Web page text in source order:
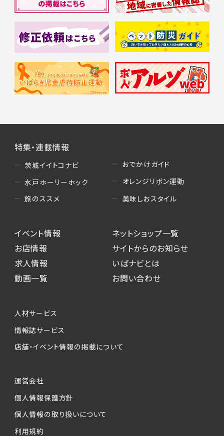
特集・連載情報
茨城イイトコナビ
水戸ホーリーホック
旅のススメ
おでかけガイド
オレンジリボン運動
美味しおスタイル
イベント情報
お店情報
求人情報
動画一覧
ネットショップ一覧
サイトからのお知らせ
いばナビとは
お問い合わせ
人材サービス
情報誌サービス
店舗・イベント情報の掲載について
運営会社
個人情報保護方針
個人情報の取り扱いについて
利用規約